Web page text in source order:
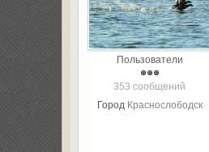
Пользователи
353 сообщений
Город Краснослободск